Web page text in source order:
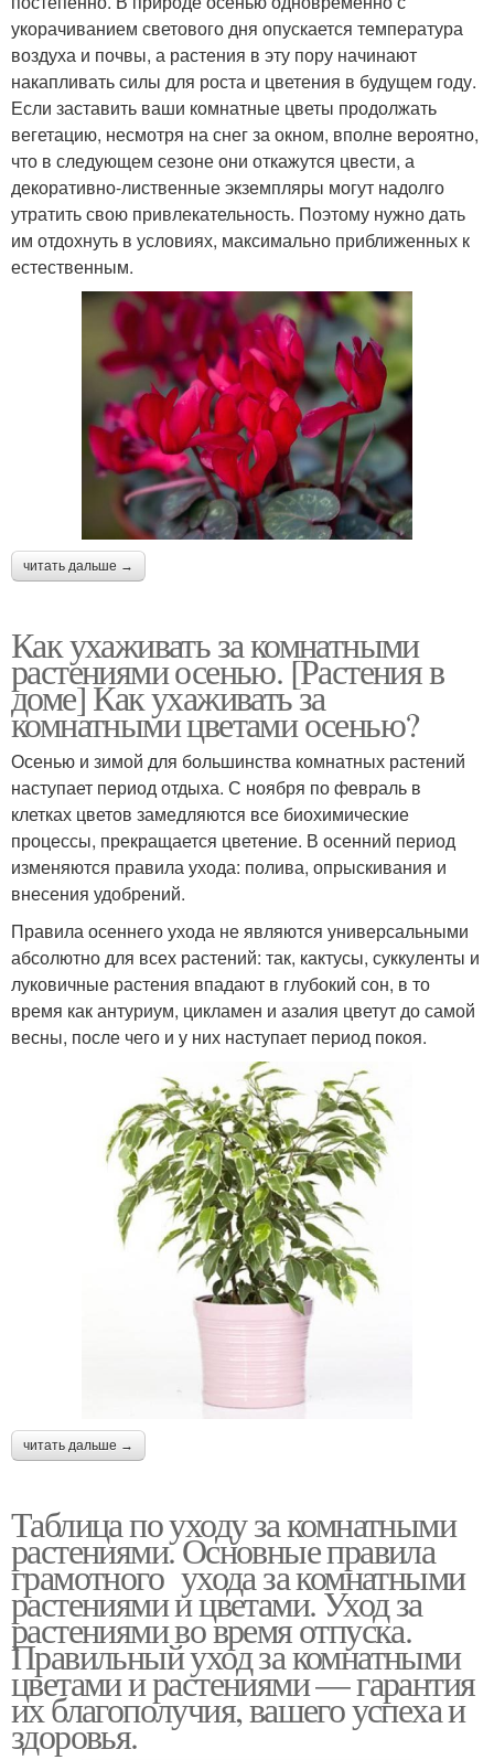
укорачиванием светового дня опускается температура
воздуха и почвы, а растения в эту пору начинают
накапливать силы для роста и цветения в будущем году.
Если заставить ваши комнатные цветы продолжать
вегетацию, несмотря на снег за окном, вполне вероятно,
что в следующем сезоне они откажутся цвести, а
декоративно-лиственные экземпляры могут надолго
утратить свою привлекательность. Поэтому нужно дать
им отдохнуть в условиях, максимально приближенных к
естественным.
читать дальше →
Как ухаживать за комнатными
растениями осенью. [Растения в
доме] Как ухаживать за
комнатными цветами осенью?
Осенью и зимой для большинства комнатных растений
наступает период отдыха. С ноября по февраль в
клетках цветов замедляются все биохимические
процессы, прекращается цветение. В осенний период
изменяются правила ухода: полива, опрыскивания и
внесения удобрений.
Правила осеннего ухода не являются универсальными
абсолютно для всех растений: так, кактусы, суккуленты и
луковичные растения впадают в глубокий сон, в то
время как антуриум, цикламен и азалия цветут до самой
весны, после чего и у них наступает период покоя.
читать дальше →
Таблица по уходу за комнатными
растениями. Основные правила
грамотного ухода за комнатными
растениями и цветами. Уход за
растениями во время отпуска.
Правильный уход за комнатными
цветами и растениями — гарантия
их благополучия, вашего успеха и
здоровья.